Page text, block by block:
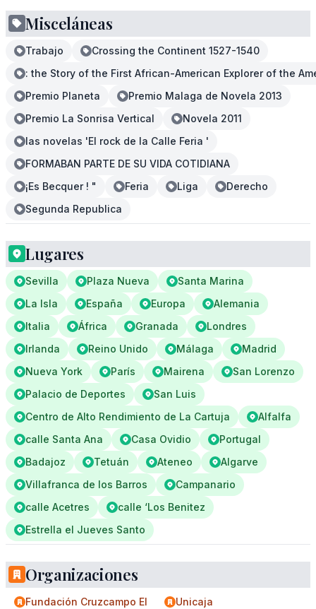
Misceláneas
Trabajo
Crossing the Continent 1527-1540
: the Story of the First African-American Explorer of the
Premio Planeta
Premio Malaga de Novela 2013
Premio La Sonrisa Vertical
Novela 2011
las novelas 'El rock de la Calle Feria '
FORMABAN PARTE DE SU VIDA COTIDIANA
¡Es Becquer ! "
Feria Liga
Derecho
Segunda Republica
Lugares
Sevilla Plaza Nueva
Santa Marina
La Isla
España Europa
Alemania
Italia
África Granada
Londres
Irlanda
Reino Unido Málaga
Madrid
Nueva York
París Mairena
San Lorenzo
Palacio de Deportes
San Luis
Centro de Alto Rendimiento de La Cartuja
Alfalfa
calle Santa Ana
Casa Ovidio
Portugal
Badajoz
Tetuán Ateneo
Algarve
Villafranca de los Barros
Campanario
calle Acetres
calle ‘Los Benitez
Estrella el Jueves Santo
Organizaciones
Fundación Cruzcampo El
Unicaja